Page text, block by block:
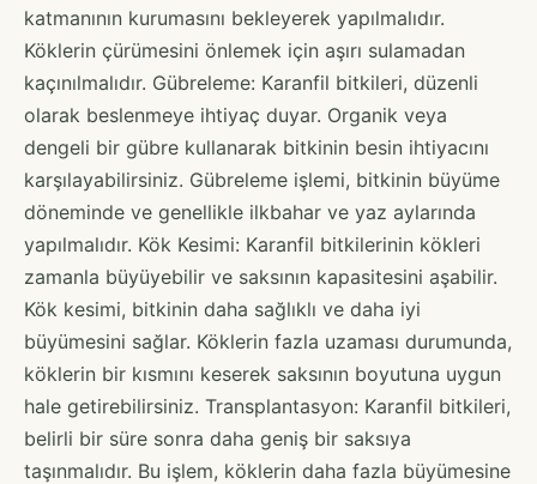
katmanının kurumasını bekleyerek yapılmalıdır.
Köklerin çürümesini önlemek için aşırı sulamadan
kaçınılmalıdır. Gübreleme: Karanfil bitkileri, düzenli
olarak beslenmeye ihtiyaç duyar. Organik veya
dengeli bir gübre kullanarak bitkinin besin ihtiyacını
karşılayabilirsiniz. Gübreleme işlemi, bitkinin büyüme
döneminde ve genellikle ilkbahar ve yaz aylarında
yapılmalıdır. Kök Kesimi: Karanfil bitkilerinin kökleri
zamanla büyüyebilir ve saksının kapasitesini aşabilir.
Kök kesimi, bitkinin daha sağlıklı ve daha iyi
büyümesini sağlar. Köklerin fazla uzaması durumunda,
köklerin bir kısmını keserek saksının boyutuna uygun
hale getirebilirsiniz. Transplantasyon: Karanfil bitkileri,
belirli bir süre sonra daha geniş bir saksıya
taşınmalıdır. Bu işlem, köklerin daha fazla büyümesine